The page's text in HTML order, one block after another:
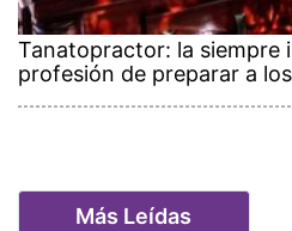
Tanatopractor: la siempre
profesión de preparar a
Más Leídas